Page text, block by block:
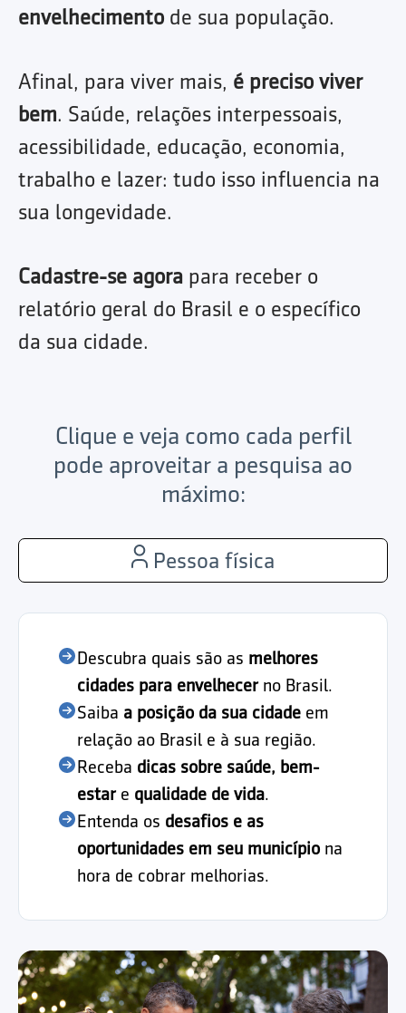
envelhecimento de sua população.
Afinal, para viver mais, é preciso viver
bem. Saúde, relações interpessoais,
acessibilidade, educação, economia,
trabalho e lazer: tudo isso influencia na
sua longevidade.
Cadastre-se agora para receber o
relatório geral do Brasil e o específico
da sua cidade.
Clique e veja como cada perfil
pode aproveitar a pesquisa ao
máximo:
Pessoa física
Descubra quais são as melhores
cidades para envelhecerno Brasil.
Saiba a posição da sua cidade em
relação ao Brasil e à sua região.
Receba dicas sobre saúde, bem-
estare qualidade de vida.
Entenda os desafios e as
oportunidades em seu município na
hora de cobrar melhorias.